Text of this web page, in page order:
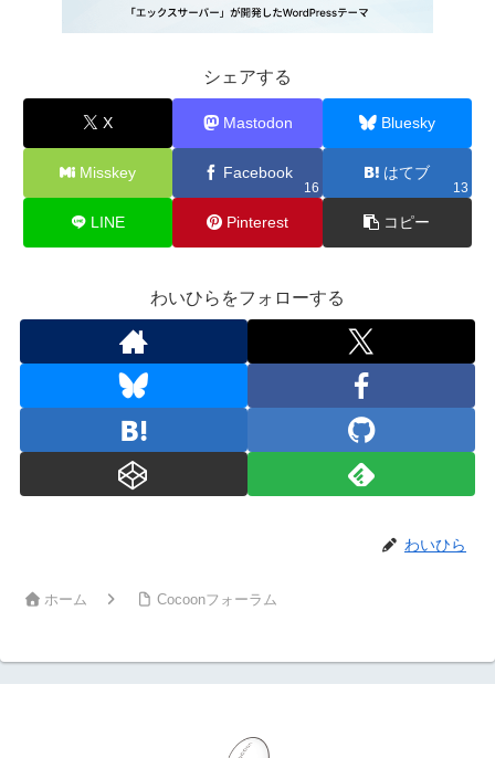
シェアする
X Mastodon Bluesky
Misskey Facebook
16
はてブ
13
LINE Pinterest コピー
わいひらをフォローする
わいひら
ホーム Cocoonフォーラム